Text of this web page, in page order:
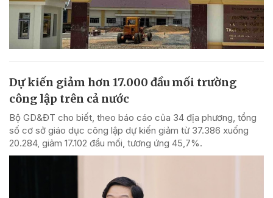
Dự kiến giảm hơn 17.000 đầu mối trường
công lập trên cả nước
Bộ GD&ĐT cho biết, theo báo cáo của 34 địa phương, tổng
số cơ sở giáo dục công lập dự kiến giảm từ 37.386 xuống
20.284, giảm 17.102 đầu mối, tương ứng 45,7%.